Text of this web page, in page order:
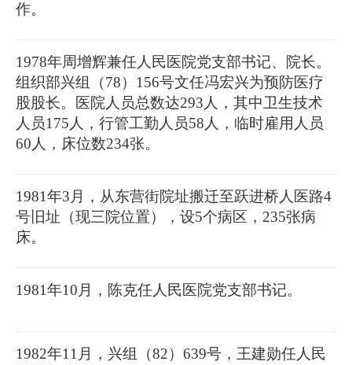
作。
1978年周增辉兼任人民医院党支部书记、院长。
组织部兴组（78）156号文任冯宏兴为预防医疗
股股长。医院人员总数达293人，其中卫生技术
人员175人，行管工勤人员58人，临时雇用人员
60人，床位数234张。
1981年3月，从东营街院址搬迁至跃进桥人医路4
号旧址（现三院位置），设5个病区，235张病
床。
1981年10月，陈克任人民医院党支部书记。
1982年11月，兴组（82）639号，王建勋任人民